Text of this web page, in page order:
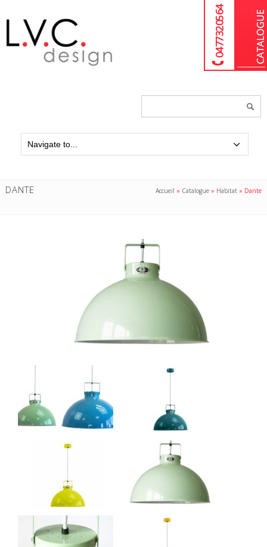
04 77 32 05 64
DANTE Accueil » Catalogue » Habitat » Dante